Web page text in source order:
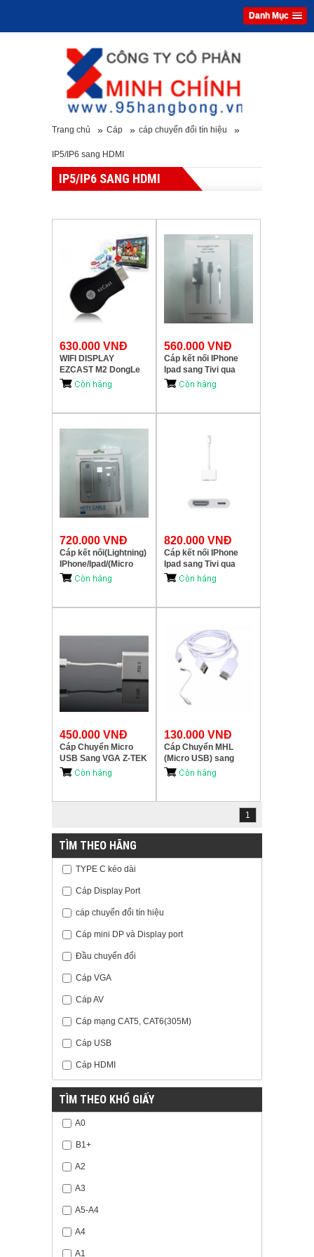
Danh Mục
Trang chủ » Cáp » cáp chuyển đổi tín hiệu »
IP5/IP6 sang HDMI
IP5/IP6 SANG HDMI
630.000 VNĐ
WIFI DISPLAY
EZCAST M2 DongLe
(Kết Nối HDMI không
560.000 VNĐ
Cáp kết nối IPhone
Ipad sang Tivi qua
cổng HDMI 7522
720.000 VNĐ
Cáp kết nối(Lightning)
IPhone/Ipad/(Micro
USB) Smart Phong
820.000 VNĐ
Cáp kết nối IPhone
Ipad sang Tivi qua
cổng HDMI 7565
450.000 VNĐ
Cáp Chuyển Micro
USB Sang VGA Z-TEK
(ZY-091)
130.000 VNĐ
Cáp Chuyển MHL
(Micro USB) sang
HDMI 2m WT004
1
TÌM THEO HÃNG
TYPE C kéo dài
Cáp Display Port
cáp chuyển đổi tín hiệu
Cáp mini DP và Display port
Đầu chuyển đổi
Cáp VGA
Cáp AV
Cáp mạng CAT5, CAT6(305M)
Cáp USB
Cáp HDMI
TÌM THEO KHỔ GIẤY
A0
B1+
A2
A3
A5-A4
A4
A1